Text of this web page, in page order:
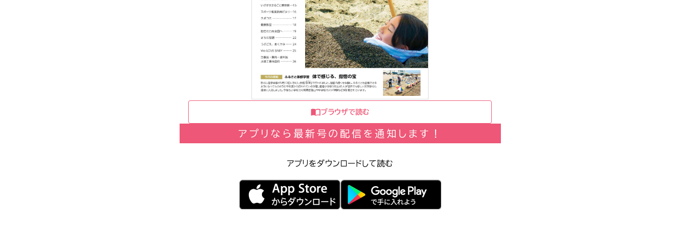
ブラウザで読む
アプリなら最新号の配信を通知します！
アプリをダウンロードして読む